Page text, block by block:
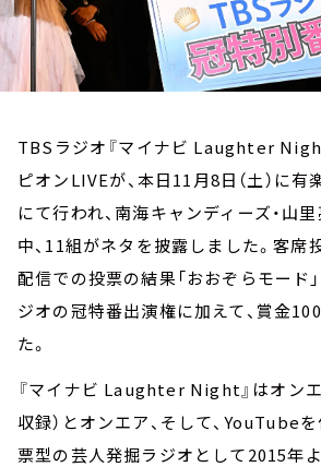
TBSラジオ『マイナビ Laughter
ピオンLIVEが、本日11月8日（土）に
にて行われ、南海キャンディーズ・山
中、11組がネタを披露しました。客席
配信での投票の結果「おおぞらモード
ジオの冠特番出演権に加えて、賞金
た。
『マイナビ Laughter Night』はオン
収録）とオンエア、そして、YouTube
票型の芸人発掘ラジオとして2015年よ